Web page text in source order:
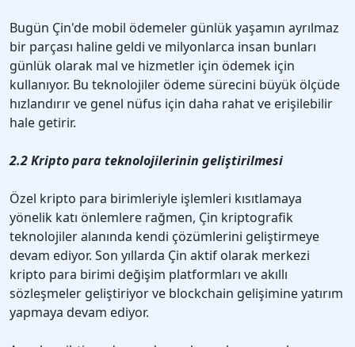
Bugün Çin'de mobil ödemeler günlük yaşamın ayrılmaz
bir parçası haline geldi ve milyonlarca insan bunları
günlük olarak mal ve hizmetler için ödemek için
kullanıyor. Bu teknolojiler ödeme sürecini büyük ölçüde
hızlandırır ve genel nüfus için daha rahat ve erişilebilir
hale getirir.
2.2 Kripto para teknolojilerinin geliştirilmesi
Özel kripto para birimleriyle işlemleri kısıtlamaya
yönelik katı önlemlere rağmen, Çin kriptografik
teknolojiler alanında kendi çözümlerini geliştirmeye
devam ediyor. Son yıllarda Çin aktif olarak merkezi
kripto para birimi değişim platformları ve akıllı
sözleşmeler geliştiriyor ve blockchain gelişimine yatırım
yapmaya devam ediyor.